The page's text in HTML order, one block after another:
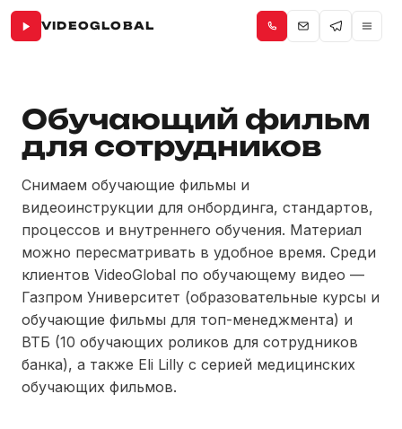
VIDEOGLOBAL
Обучающий фильм
для сотрудников
Снимаем обучающие фильмы и
видеоинструкции для онбординга, стандартов,
процессов и внутреннего обучения. Материал
можно пересматривать в удобное время. Среди
клиентов VideoGlobal по обучающему видео —
Газпром Университет (образовательные курсы и
обучающие фильмы для топ-менеджмента) и
ВТБ (10 обучающих роликов для сотрудников
банка), а также Eli Lilly с серией медицинских
обучающих фильмов.